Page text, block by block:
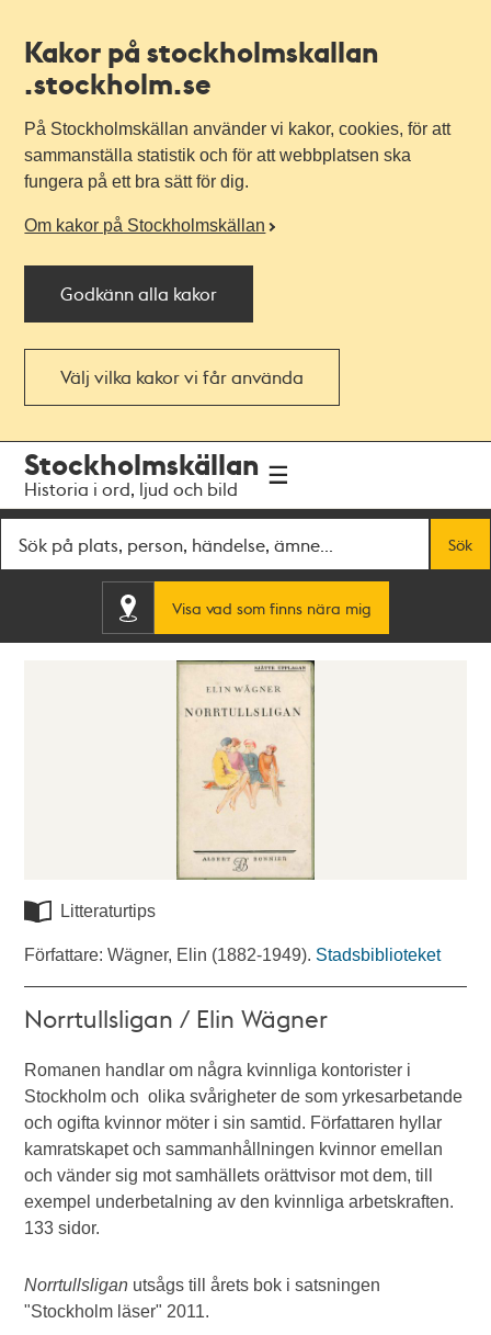
Kakor på stockholmskallan
.stockholm.se
På Stockholmskällan använder vi kakor, cookies, för att
sammanställa statistik och för att webbplatsen ska
fungera på ett bra sätt för dig.
Om kakor på Stockholmskällan
Godkänn alla kakor
Välj vilka kakor vi får använda
navigationen
huvudinnehållet
Stockholmskällan
Historia i ord, ljud och bild
Sök
Visa vad som finns nära mig
Litteraturtips
Författare: Wägner, Elin (1882-1949). Stadsbiblioteket
Norrtullsligan / Elin Wägner
Romanen handlar om några kvinnliga kontorister i
Stockholm och olika svårigheter de som yrkesarbetande
och ogifta kvinnor möter i sin samtid. Författaren hyllar
kamratskapet och sammanhållningen kvinnor emellan
och vänder sig mot samhällets orättvisor mot dem, till
exempel underbetalning av den kvinnliga arbetskraften.
133 sidor.
Norrtullsligan utsågs till årets bok i satsningen
"Stockholm läser" 2011.